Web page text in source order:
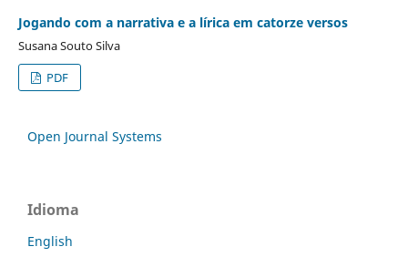
Jogando com a narrativa e a lírica em catorze versos
Susana Souto Silva
PDF
Open Journal Systems
Idioma
English